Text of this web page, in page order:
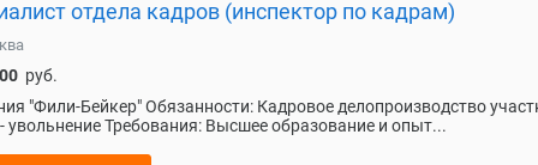
отдела кадров (инспектор по кадрам)
руб.
"Фили-Бейкер" Обязанности: Кадровое делопроизводство
увольнение Требования: Высшее образование и опыт...